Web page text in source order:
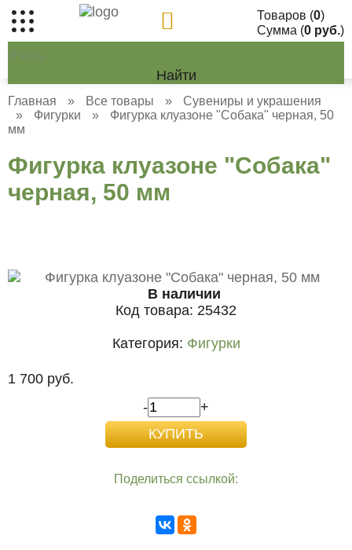
Товаров (0)
Сумма (0 руб.)
Найти
Главная » Все товары »
Сувениры и украшения
»
Фигурки »
Фигурка клуазоне "Собака" черная, 50
мм
Фигурка клуазоне "Собака"
черная, 50 мм
В наличии
Код товара: 25432
Категория: Фигурки
1 700 руб.
-
+
Поделиться ссылкой: